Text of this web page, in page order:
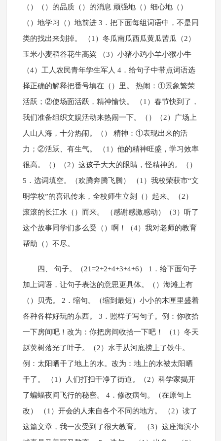
（）（）的品质（）的消息 顽强地（）细心地（）
（）地学习（）地前进 3．把下面每组词语中，不是同
类的找出来划掉。 （1）冬瓜南瓜西瓜黄瓜苦瓜（2）
玉米小麦稻谷花生高粱 （3）小猪小鸡小羊小猴小牛
（4）工人农民青年学生军人 4．给句子中带点词语选
择正确的解释把番号填在（）里。 热闹：①景象繁荣
活跃；②使场面活跃，精神愉快。 （1）春节快到了，
我们准备组织文娱活动来热闹一下。（）（2）广场上
人山人海，十分热闹。（） 精神：①表现出来的活
力；②活跃、有生气。 （1）他的精神旺盛，学习效率
很高。（）（2）这孩子大大的眼睛，怪精神的。（）
5．选词填空。（欢腾奔腾飞腾） （1）我校荣获市“文
明学校”的喜讯传来，全校师生立刻（）起来。（2）
滚滚的长江水（）而来。 （感谢感激感动）（3）听了
这个故事同学们多么受（）啊！（4）我对老师的教育
帮助（）不尽。
四、 句子。（21=2+2+4+3+4+6） 1．给下面句子
加上词语，让句子表达的意思更具体。（）海滩上有
（）贝壳。 2．缩句。（缩到最短）小小的木匣里盛着
各种各样好玩的东西。 3．照样子写句子。例：你收拾
一下房间吧！改为：你把房间收拾一下吧！ （1）冬天
赵荚树落光了叶子。（2）水手从河底捞上了铁牛。
例：太阳晒干了地上的水。改为：地上的水被太阳晒
干了。 （1）人们打扫干净了街道。（2）科学家揭开
了蝙蝠夜间飞行的秘密。 4．修改病句。（在原句上
改） （1）开会的人来自各个不同的地方。 （2）读了
这篇文章，我一次受到了很大教育。 （3）这座海滨小